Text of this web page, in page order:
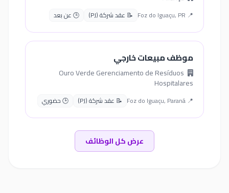
📍 Foz do Iguaçu, PR 📝 عقد شركة (PJ) 🕒 عن بعد
موظف مبيعات خارجي
Ouro Verde Gerenciamento de Resíduos
Hospitalares
📍 Foz do Iguaçu, Paraná 📝 عقد شركة (PJ) 🕒 حضوري
عرض كل الوظائف